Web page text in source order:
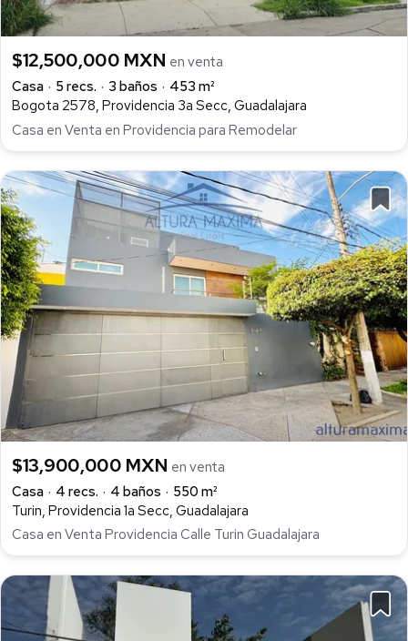
$12,500,000 MXN en venta
Casa
5 recs. 3 baños
453 m²
Bogota 2578, Providencia 3a Secc, Guadalajara
Casa en Venta en Providencia para Remodelar
$13,900,000 MXN en venta
Casa
4 recs. 4 baños
550 m²
Turin, Providencia 1a Secc, Guadalajara
Casa en Venta Providencia Calle Turin Guadalajara